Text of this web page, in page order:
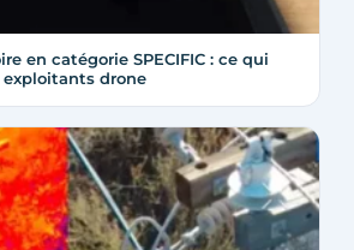
en catégorie SPECIFIC : ce qui
drone